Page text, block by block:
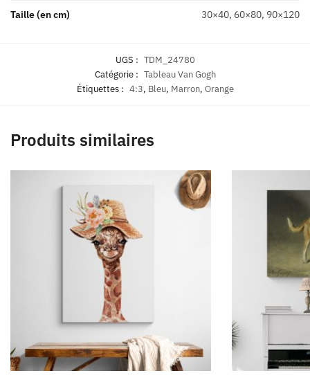
Taille (en cm) 30×40, 60×80, 90×120
UGS : TDM_24780
Catégorie : Tableau Van Gogh
Étiquettes : 4:3, Bleu, Marron, Orange
Produits similaires